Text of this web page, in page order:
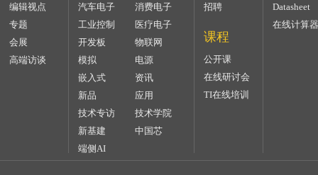
编辑视点
专题
会展
高端访谈
汽车电子
消费电子
工业控制
医疗电子
开发板
物联网
模拟
电源
嵌入式
资讯
新品
应用
技术专访
技术学院
新基建
中国芯
端侧AI
招聘
课程
公开课
在线研讨会
TI在线培训
Datasheet
在线计算器